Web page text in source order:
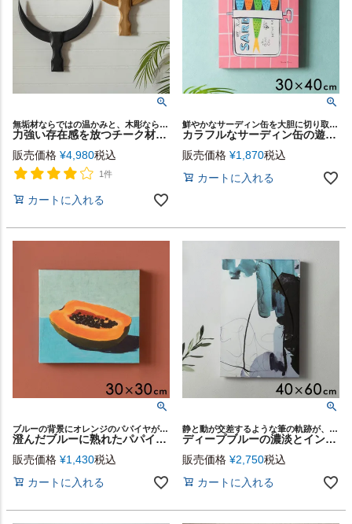
無垢材ならではの温かみと、木彫ならではの自然な表情を楽しめるデザイン
力強い存在感を放つチーク材バッファローホーンの立体ウォールデコ [14296]
販売価格 ¥4,980税込
1件
カートに入れる
鮮やかなサーディン缶を大胆に切り取った、見ているだけで元気になるポップアート
カラフルなサーディン缶の遊び心溢れるポップアート[Pop Tin][67219]
販売価格 ¥1,870税込
カートに入れる
ブルーの背景にオレンジのパパイヤが浮かぶ印象的な構図のアートパネル
澄んだブルーに熟れたパパイヤが映えるアートパネル[Tropic][67218]
販売価格 ¥1,430税込
カートに入れる
静と動が交差するような筆の軌跡が、穏やかなリズムと深い余韻を感じさせるアートパネル
ディープブルーの濃淡とインクの滲みが描く“青の動き”をテーマにしたアートパネル[Blue Motion II][67223-b]
販売価格 ¥2,750税込
カートに入れる